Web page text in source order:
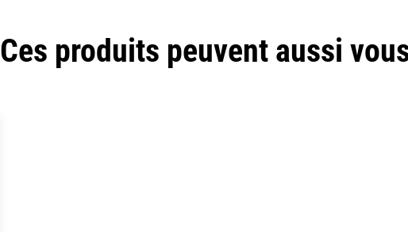
Ces produits peuvent aussi